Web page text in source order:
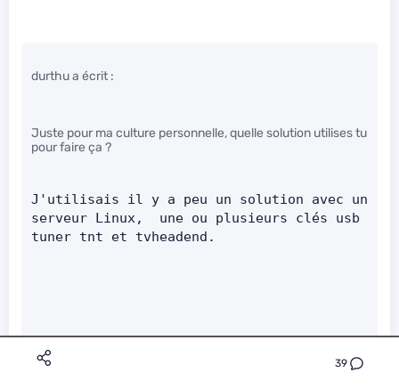
39
durthu a écrit :
Juste pour ma culture personnelle, quelle solution utilises tu
pour faire ça ?
J'utilisais il y a peu un solution avec un
serveur Linux,  une ou plusieurs clés usb
tuner tnt et tvheadend.